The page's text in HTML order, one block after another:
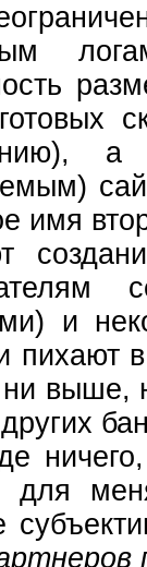
а
имя
и
пихают
выше,
для